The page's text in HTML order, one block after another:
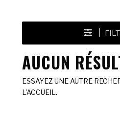
AUCUN
ESSAYEZ UNE AUTRE
L'ACCUEIL.